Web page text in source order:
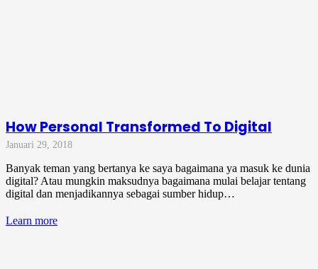
How Personal Transformed To Digital
Januari 29, 2018
Banyak teman yang bertanya ke saya bagaimana ya masuk ke dunia
digital? Atau mungkin maksudnya bagaimana mulai belajar tentang
digital dan menjadikannya sebagai sumber hidup…
Learn more